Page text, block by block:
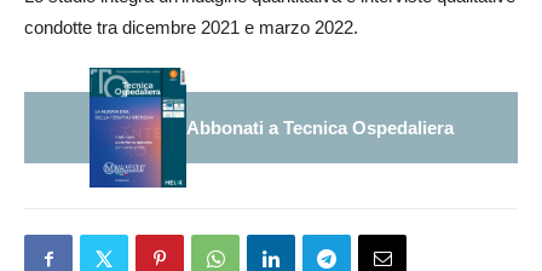
condotte tra dicembre 2021 e marzo 2022.
Abbonati a Tecnica Ospedaliera